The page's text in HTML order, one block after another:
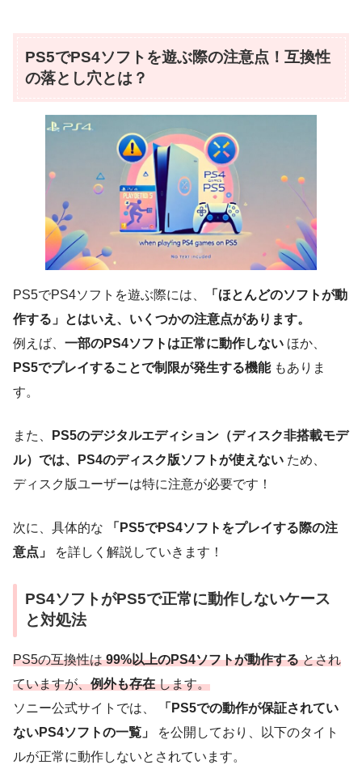
PS5でPS4ソフトを遊ぶ際の注意点！互換性
の落とし穴とは？
PS5でPS4ソフトを遊ぶ際には、
「ほとんどのソフトが動
作する」とはいえ、いくつかの注意点があります。
例えば、 一部のPS4ソフトは正常に動作しない ほか、
PS5でプレイすることで制限が発生する機能もありま
す。
また、
PS5のデジタルエディション（ディスク非搭載モデ
ル）では、PS4のディスク版ソフトが使えない ため、
ディスク版ユーザーは特に注意が必要です！
次に、具体的な
「PS5でPS4ソフトをプレイする際の注
意点」
を詳しく解説していきます！
PS4ソフトがPS5で正常に動作しないケース
と対処法
PS5の互換性は99%以上のPS4ソフトが動作するとされ
ていますが、例外も存在します。
ソニー公式サイトでは、
「PS5での動作が保証されてい
ないPS4ソフトの一覧」
を公開しており、以下のタイト
ルが正常に動作しないとされています。